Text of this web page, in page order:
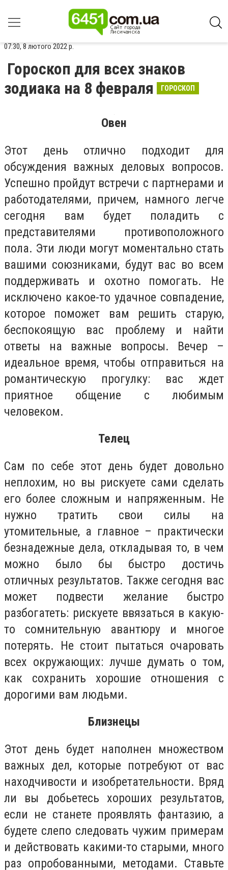
07:30, 8 лютого 2022 р.
Гороскоп для всех знаков
зодиака на 8 февраля
ГОРОСКОП
Овен
Этот день отлично подходит для
обсуждения важных деловых вопросов.
Успешно пройдут встречи с партнерами и
работодателями, причем, намного легче
сегодня вам будет поладить с
представителями противоположного
пола. Эти люди могут моментально стать
вашими союзниками, будут вас во всем
поддерживать и охотно помогать. Не
исключено какое-то удачное совпадение,
которое поможет вам решить старую,
беспокоящую вас проблему и найти
ответы на важные вопросы. Вечер –
идеальное время, чтобы отправиться на
романтическую прогулку: вас ждет
приятное общение с любимым
человеком.
Телец
Сам по себе этот день будет довольно
неплохим, но вы рискуете сами сделать
его более сложным и напряженным. Не
нужно тратить свои силы на
утомительные, а главное – практически
безнадежные дела, откладывая то, в чем
можно было бы быстро достичь
отличных результатов. Также сегодня вас
может подвести желание быстро
разбогатеть: рискуете ввязаться в какую-
то сомнительную авантюру и многое
потерять. Не стоит пытаться очаровать
всех окружающих: лучше думать о том,
как сохранить хорошие отношения с
дорогими вам людьми.
Близнецы
Этот день будет наполнен множеством
важных дел, которые потребуют от вас
находчивости и изобретательности. Вряд
ли вы добьетесь хороших результатов,
если не станете проявлять фантазию, а
будете слепо следовать чужим примерам
и действовать какими-то старыми, много
раз опробованными, методами. Ставьте